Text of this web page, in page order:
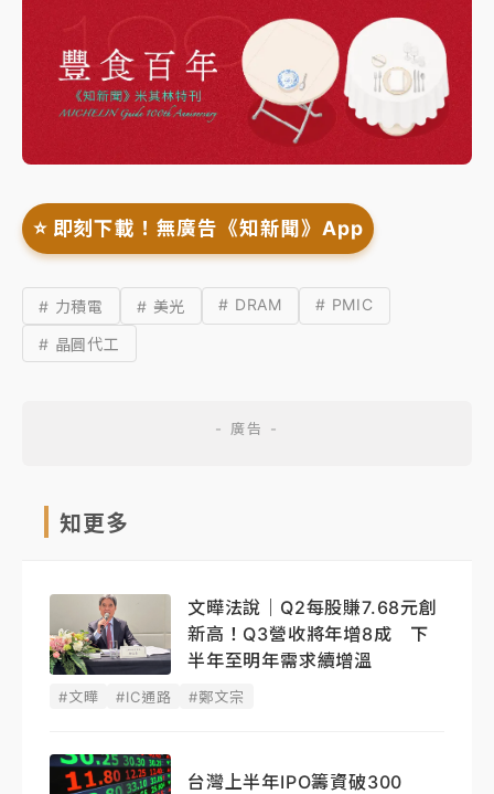
⭐️ 即刻下載！無廣告《知新聞》App
# 力積電 # 美光 # DRAM # PMIC
# 晶圓代工
知更多
文曄法說｜Q2每股賺7.68元創
新高！Q3營收將年增8成 下
半年至明年需求續增溫
#文曄 #IC通路 #鄭文宗
台灣上半年IPO籌資破300